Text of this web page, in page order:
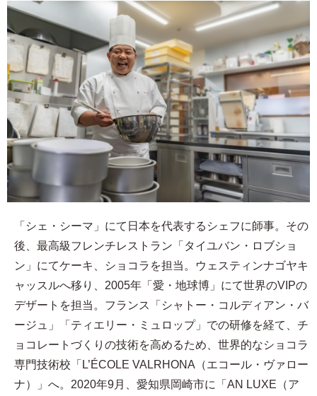
「シェ・シーマ」にて日本を代表するシェフに師事。その
後、最高級フレンチレストラン「タイユバン・ロブショ
ン」にてケーキ、ショコラを担当。ウェスティンナゴヤキ
ャッスルへ移り、2005年「愛・地球博」にて世界のVIPの
デザートを担当。フランス「シャトー・コルディアン・バ
ージュ」「ティエリー・ミュロップ」での研修を経て、チ
ョコレートづくりの技術を高めるため、世界的なショコラ
専門技術校「L’ÉCOLE VALRHONA（エコール・ヴァロー
ナ）」へ。2020年9月、愛知県岡崎市に「AN LUXE（ア